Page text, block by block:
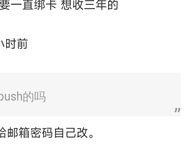
一直绑卡 想收三年的
时前
的吗
箱密码自己改。